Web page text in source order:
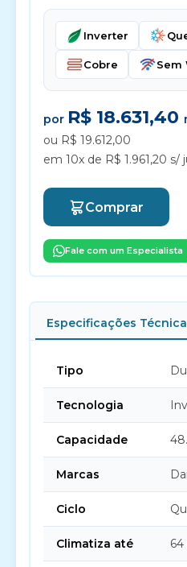
Inverter
Cobre Sem
por R$ 18.631,40
ou R$ 19.612,00
em 10x de R$ 1.961,20 s/
Comprar
Fale com um Especialista
Especificações
Tipo
Tecnologia
Capacidade
Marcas
Ciclo
Climatiza até